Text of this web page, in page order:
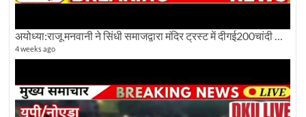
अयोध्या:राजू मनवानी ने सिंधी समाजद्वारा मंदिर ट्रस्ट में दीगई200चांदी की ईंटों पर सवाल का किया विरोध
4 weeks ago